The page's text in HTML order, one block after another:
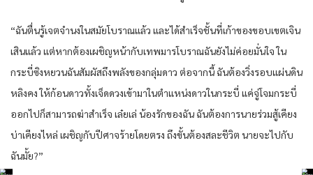
“ฉันตื่นรู้เจตจำนงในสมัยโบราณแล้ว และได้สำเร็จชั้นที่เก้าของขอบเขตเจิน
เสินแล้ว แต่หากต้องเผชิญหน้ากับเทพมารโบราณฉันยังไม่ค่อยมั่นใจ ใน
กระบี่ซิงหยวนฉันสัมผัสถึงพลังของกลุ่มดาว ต่อจากนี้ ฉันต้องวิ่งรอบแผ่นดิน
หลิงคง ให้ก้อนดาวทั้งเจ็ดดวงเข้ามาในตำแหน่งดาวในกระบี่ แค่จู่โจมกระบี่
ออกไปก็สามารถฆ่าสำเร็จ เล๋ยเล่ น้องรักของฉัน ฉันต้องการนายร่วมสู้เคียง
บ่าเคียงไหล่ เผชิญกับปีศาจร้ายโดยตรง ถึงขั้นต้องสละชีวิต นายจะไปกับ
ฉันมั้ย?”